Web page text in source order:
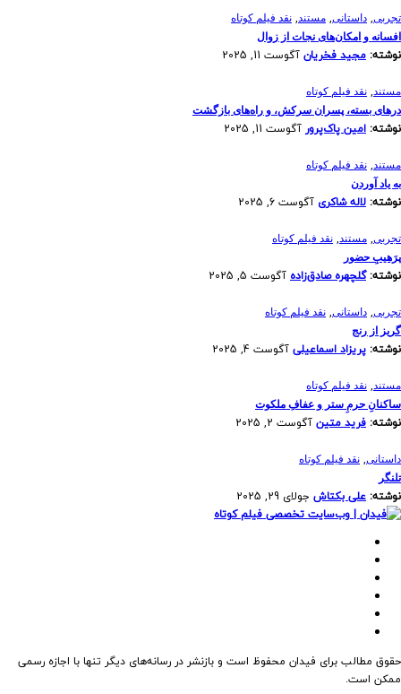
تجربی, داستانی, مستند, نقد فیلم کوتاه
افسانه‌ و امکان‌های نجات از زوال
نوشته: مجید فخریانآگوست 11, 2025
مستند, نقد فیلم کوتاه
درهای بسته، پسران سرکش، و راه‌های بازگشت
نوشته: امین پاک‌پرورآگوست 11, 2025
مستند, نقد فیلم کوتاه
به یاد آوردن
نوشته: لاله شاکری آگوست 6, 2025
تجربی, مستند, نقد فیلم کوتاه
پرَهیب‌ِ حضور
نوشته:گلچهره صادق‌زادهآگوست 5, 2025
تجربی, داستانی, نقد فیلم کوتاه
گریز از رنج
نوشته: پریزاد اسماعیلیآگوست 4, 2025
مستند, نقد فیلم کوتاه
ساکنانِ حرمِ ستر و عفافِ ملکوت
نوشته: فرید متینآگوست 2, 2025
داستانی, نقد فیلم کوتاه
تلنگر
نوشته: علی بکتاش جولای 29, 2025
حقوق مطالب برای فیدان محفوظ است و بازنشر در رسانه‌های دیگر تنها با اجازه رسمی
ممکن است.